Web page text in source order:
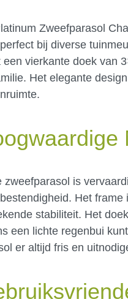
Zweefparasol
bij diverse
een vierkante doek van
Het elegante
zweefparasol is
Het
stabiliteit. Het
een lichte regenbui
er altijd fris en